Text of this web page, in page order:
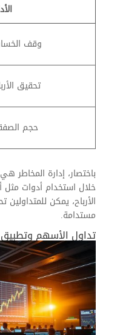
وقف
تحقيق
حجم
باختصار، إدارة المخاطر
خلال استخدام أدوات
الأرباح، يمكن
مستدامة.
تداول الأسهم